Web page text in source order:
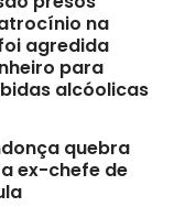
na
agredida
para
alcóolicas
quebra
ex-chefe de